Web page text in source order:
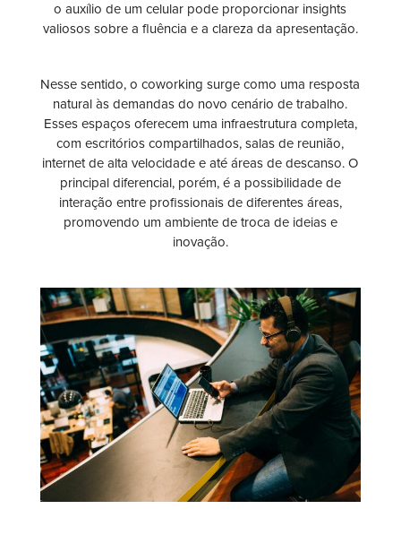
o auxílio de um celular pode proporcionar insights
valiosos sobre a fluência e a clareza da apresentação.
Nesse sentido, o coworking surge como uma resposta
natural às demandas do novo cenário de trabalho.
Esses espaços oferecem uma infraestrutura completa,
com escritórios compartilhados, salas de reunião,
internet de alta velocidade e até áreas de descanso. O
principal diferencial, porém, é a possibilidade de
interação entre profissionais de diferentes áreas,
promovendo um ambiente de troca de ideias e
inovação.